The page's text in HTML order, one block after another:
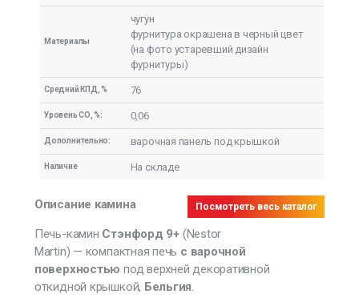
Материалы
чугун
фурнитура окрашена в черный цвет
(на фото устаревший дизайн
фурнитуры)
Средний КПД, % 76
Уровень СО, %: 0,06
Дополнительно: варочная панель под крышкой
Наличие На складе
Описание камина Посмотреть весь каталог
Печь-камин Стэнфорд 9+ (Nestor
Martin) — компактная печь с варочной
поверхностью под верхней декоративной
откидной крышкой, Бельгия.